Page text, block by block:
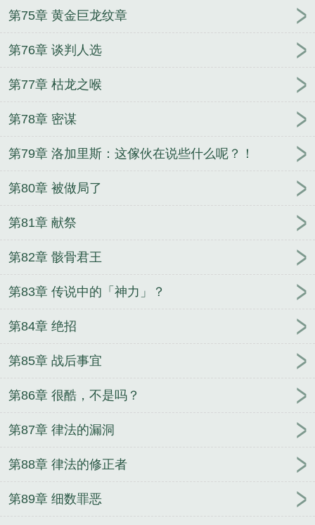
第75章 黄金巨龙纹章
第76章 谈判人选
第77章 枯龙之喉
第78章 密谋
第79章 洛加里斯：这傢伙在说些什么呢？！
第80章 被做局了
第81章 献祭
第82章 骸骨君王
第83章 传说中的「神力」？
第84章 绝招
第85章 战后事宜
第86章 很酷，不是吗？
第87章 律法的漏洞
第88章 律法的修正者
第89章 细数罪恶